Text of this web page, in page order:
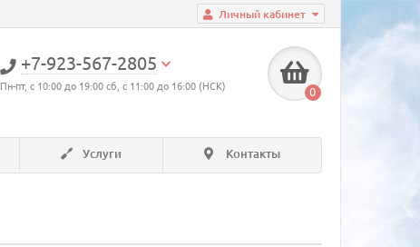
Личный кабинет
+7-923-567-2805
Пн-пт, с 10:00 до 19:00 сб, с 11:00 до 16:00 (НСК) 0
Услуги Контакты